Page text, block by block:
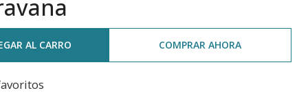
AL CARRO COMPRAR AHORA